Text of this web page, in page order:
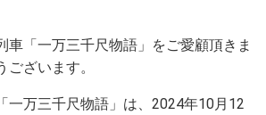
車「一万三千尺物語」をご愛顧頂きま
ございます。
一万三千尺物語」は、2024年10月12